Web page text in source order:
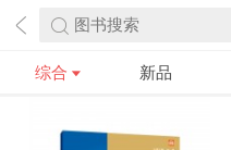
图书搜索
综合 新品